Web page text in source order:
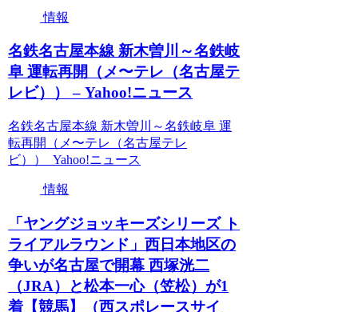
情報
名鉄名古屋本線 新木曽川～名鉄岐
阜 運転再開（メ〜テレ（名古屋テ
レビ）） – Yahoo!ニュース
名鉄名古屋本線 新木曽川～名鉄岐阜 運
転再開（メ〜テレ（名古屋テレ
ビ）） Yahoo!ニュース
情報
「ヤングジョッキーズシリーズ ト
ライアルラウンド」西日本地区の
争いが名古屋で開幕 西塚洸二
（JRA）と松本一心（笠松）が1
着【競馬】（西スポレースサイ